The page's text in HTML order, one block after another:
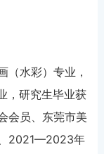
（水彩）专业，
，研究生毕业获
会员、东莞市美
2021—2023年